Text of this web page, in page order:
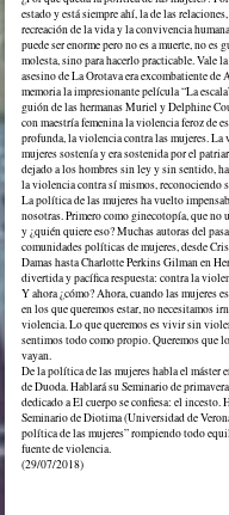
estado y está siempre ahí, la de las
recreación de la vida y la convivencia
puede ser enorme pero no es a muerte, no es
molesta, sino para hacerlo practicable. Vale
asesino de La Orotava era excombatiente de
memoria la impresionante película “La
guión de las hermanas Muriel y Delphine
con maestría femenina la violencia feroz de
profunda, la violencia contra las mujeres.
mujeres sostenía y era sostenida por el
dejado a los hombres sin ley y sin sentido,
la violencia contra sí mismos, reconociendo
La política de las mujeres ha vuelto
nosotras. Primero como ginecotopía, que no
y ¿quién quiere eso? Muchas autoras del
comunidades políticas de mujeres, desde
Damas hasta Charlotte Perkins Gilman en
divertida y pacífica respuesta: contra la
Y ahora ¿cómo? Ahora, cuando las mujeres
en los que queremos estar, no necesitamos
violencia. Lo que queremos es vivir sin
sentimos todo como propio. Queremos que
vayan.
De la política de las mujeres habla el máster
de Duoda. Hablará su Seminario de
dedicado a El cuerpo se confiesa: el incesto.
Seminario de Diotima (Universidad de
política de las mujeres” rompiendo todo
fuente de violencia.
(29/07/2018)